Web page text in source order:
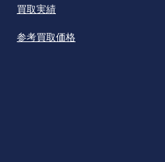
買取実績
参考買取価格